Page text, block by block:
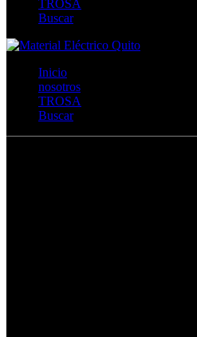
TROSA
Buscar
Inicio
nosotros
TROSA
Buscar